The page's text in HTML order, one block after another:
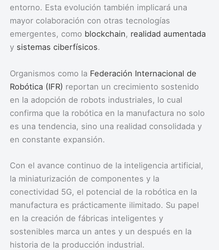
entorno. Esta evolución también implicará una
mayor colaboración con otras tecnologías
emergentes, como blockchain, realidad aumentada
y sistemas ciberfísicos.
Organismos como la Federación Internacional de
Robótica (IFR) reportan un crecimiento sostenido
en la adopción de robots industriales, lo cual
confirma que la robótica en la manufactura no solo
es una tendencia, sino una realidad consolidada y
en constante expansión.
Con el avance continuo de la inteligencia artificial,
la miniaturización de componentes y la
conectividad 5G, el potencial de la robótica en la
manufactura es prácticamente ilimitado. Su papel
en la creación de fábricas inteligentes y
sostenibles marca un antes y un después en la
historia de la producción industrial.